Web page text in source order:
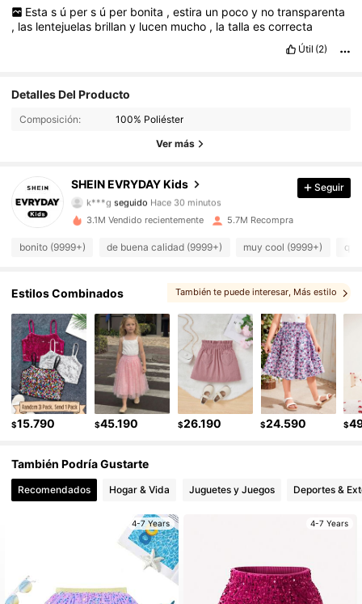
Esta s ú per s ú per bonita , estira un poco y no transparenta
, las lentejuelas brillany lucen mucho , latallaescorrecta
Útil (2)
Detalles Del Producto
Composición: 100% Poliéster
Ver más
SHEIN EVRYDAY Kids
4,95
k***g seguido Hace 30 minutos
f***yestá navegando
427K Seguidores
4,95 427K Seguidores
4,95 427K Seguidores
4,95 427K Seguidores
4,95
427K Seguidores
427K Seguidores
Seguir
3.1M Vendido recientemente 5.7M Recompra
bonito (9999+) de buena calidad (9999+) muy cool (9999+)
Estilos Combinados También te puede interesar, Más estilo
, conjuntos, Opciones coincidentes
$15.790 $45.190 $26.190 $24.590 $
También Podría Gustarte
Recomendados Hogar & Vida Juguetes y Juegos Deportes &
4-7 Years 4-7 Years